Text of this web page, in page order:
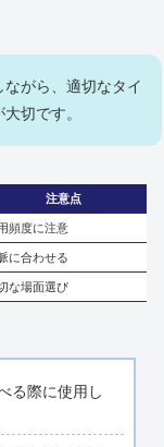
がら、適切なタイ
切です。
注意点
頻度に注意
に合わせる
な場面選び
る際に使用し